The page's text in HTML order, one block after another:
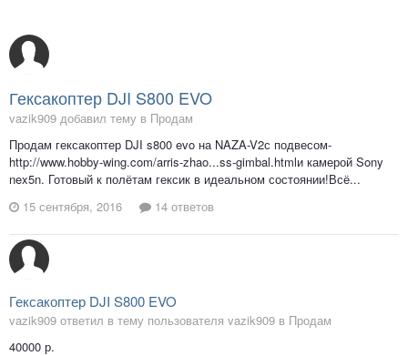
Гексакоптер DJI S800 EVO
vazik909 добавил тему в Продам
Продам гексакоптер DJI s800 evo на NAZA-V2с подвесом-
http://www.hobby-wing.com/arris-zhao...ss-gimbal.htmlи камерой Sony
nex5n. Готовый к полётам гексик в идеальном состоянии!Всё...
15 сентября, 2016
14 ответов
Гексакоптер DJI S800 EVO
vazik909 ответил в тему пользователя vazik909 в Продам
40000 р.